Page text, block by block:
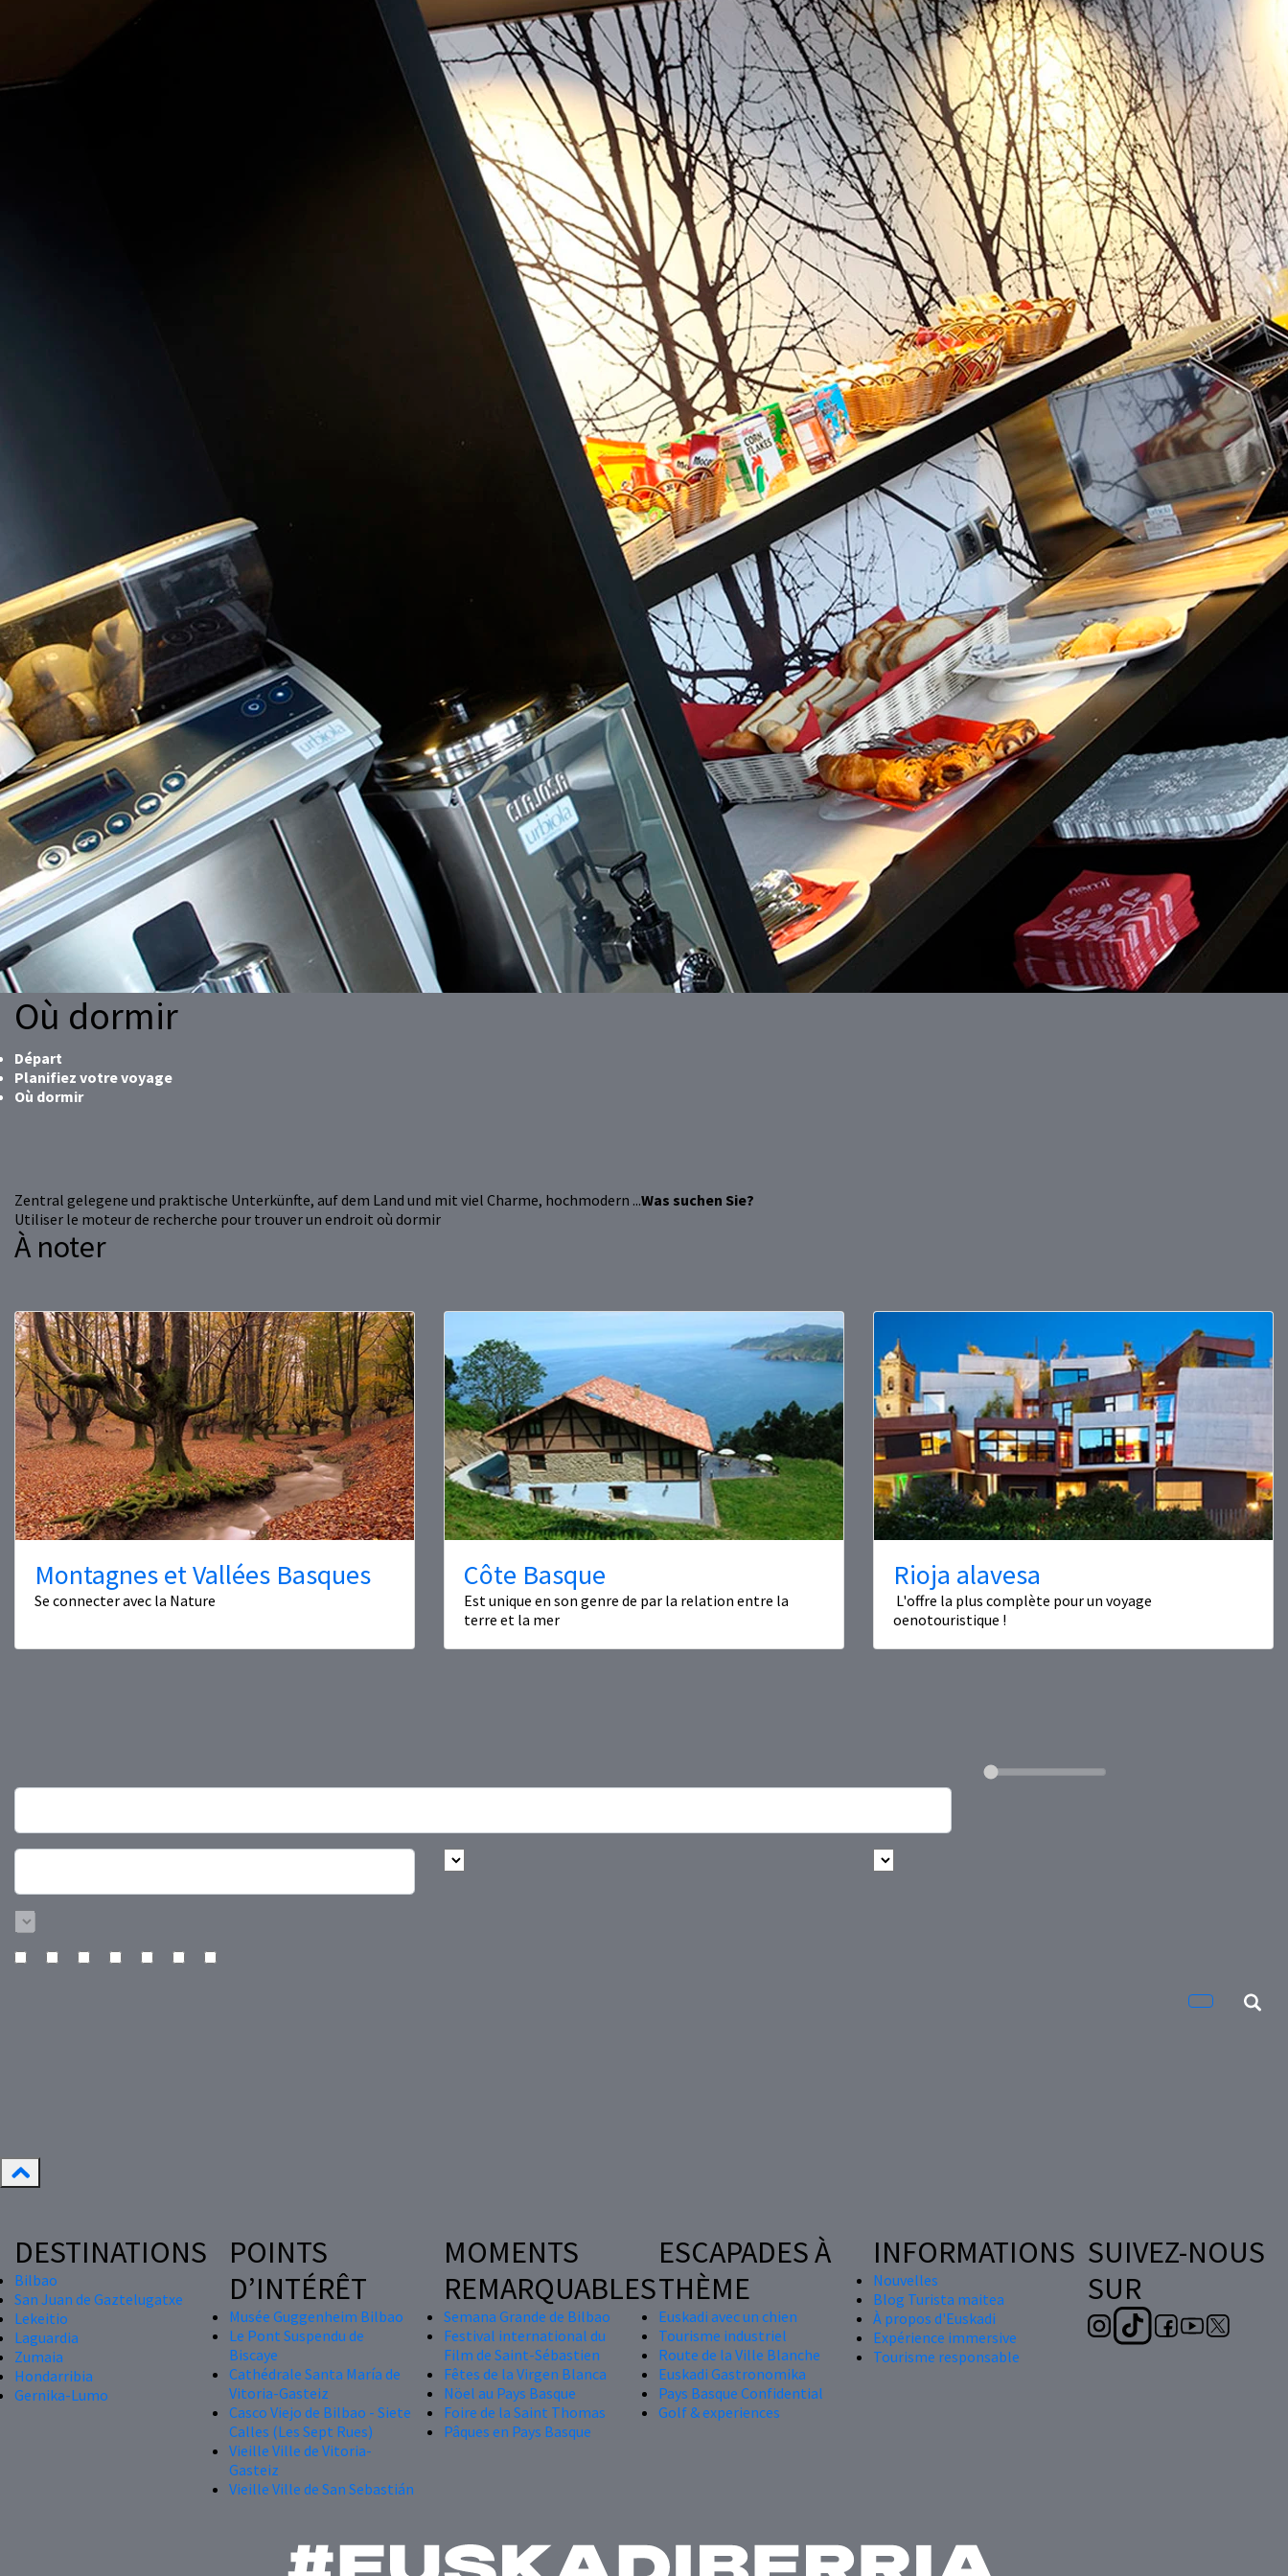
Où dormir
Départ
Planifiez votre voyage
Où dormir
Zentral gelegene und praktische Unterkünfte, auf dem Land und mit viel Charme, hochmodern ...Was suchen Sie?
Utiliser le moteur de recherche pour trouver un endroit où dormir
À noter
Montagnes et Vallées Basques
Se connecter avec la Nature
Côte Basque
Est unique en son genre de par la relation entre la
terre et la mer
Rioja alavesa
L'offre la plus complète pour un voyage
oenotouristique !
DESTINATIONS
Bilbao
San Juan de Gaztelugatxe
Lekeitio
Laguardia
Zumaia
Hondarribia
Gernika-Lumo
POINTS
D’INTÉRÊT
Musée Guggenheim Bilbao
Le Pont Suspendu de
Biscaye
Cathédrale Santa María de
Vitoria-Gasteiz
Casco Viejo de Bilbao - Siete
Calles (Les Sept Rues)
Vieille Ville de Vitoria-
Gasteiz
Vieille Ville de San Sebastián
MOMENTS
REMARQUABLES
Semana Grande de Bilbao
Festival international du
Film de Saint-Sébastien
Fêtes de la Virgen Blanca
Nöel au Pays Basque
Foire de la Saint Thomas
Pâques en Pays Basque
ESCAPADES À
THÈME
Euskadi avec un chien
Tourisme industriel
Route de la Ville Blanche
Euskadi Gastronomika
Pays Basque Confidential
Golf & experiences
INFORMATIONS
Nouvelles
Blog Turista maitea
À propos d'Euskadi
Expérience immersive
Tourisme responsable
SUIVEZ-NOUS
SUR